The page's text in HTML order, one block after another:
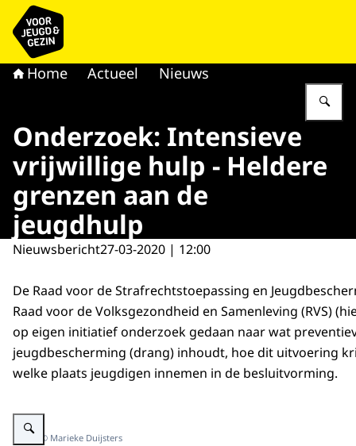
Naar de homepage van voor Jeugd & Gezin
Home Actueel Nieuws
Onderzoek: Intensieve
vrijwillige hulp - Heldere
grenzen aan de
jeugdhulp
Nieuwsbericht27-03-2020 | 12:00
De Raad voor de Strafrechtstoepassing en
Raad voor de Volksgezondheid en Samenleving (RVS)
op eigen initiatief onderzoek gedaan naar wat
jeugdbescherming (drang) inhoudt, hoe dit uitvoering
welke plaats jeugdigen innemen in de besluitvorming.
Vergroot afbeelding Jongetje aan het spelen met lego
Beeld: © Marieke Duijsters